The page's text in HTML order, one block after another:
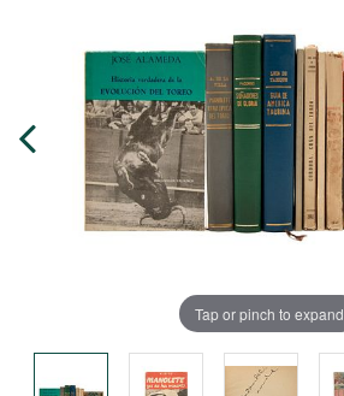
Tap or pinch to expand